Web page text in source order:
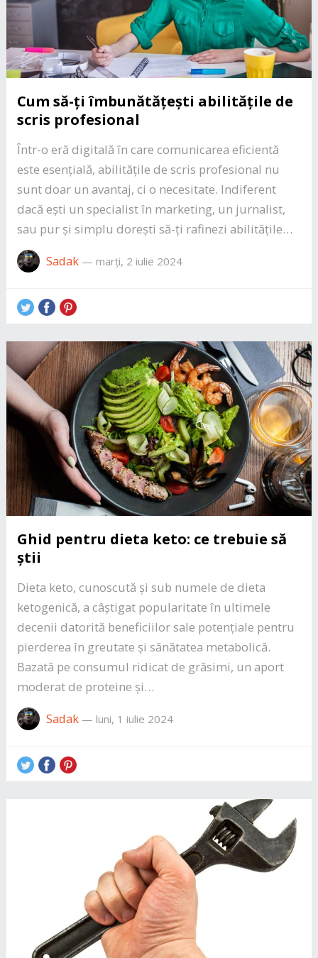
Cum să-ți îmbunătățești abilitățile de
scris profesional
Într-o eră digitală în care comunicarea eficientă
este esențială, abilitățile de scris profesional nu
sunt doar un avantaj, ci o necesitate. Indiferent
dacă ești un specialist în marketing, un jurnalist,
sau pur și simplu dorești să-ți rafinezi abilitățile…
Sadak— marți, 2 iulie 2024
Ghid pentru dieta keto: ce trebuie să
știi
Dieta keto, cunoscută și sub numele de dieta
ketogenică, a câștigat popularitate în ultimele
decenii datorită beneficiilor sale potențiale pentru
pierderea în greutate și sănătatea metabolică.
Bazată pe consumul ridicat de grăsimi, un aport
moderat de proteine și…
Sadak— luni, 1 iulie 2024